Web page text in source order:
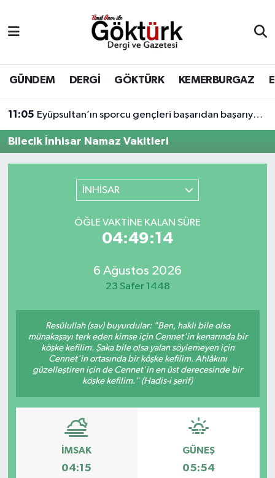
GÜNDEM DERGİ GÖKTÜRK KEMERBURGAZ
11:05 Eyüpsultan’ın sporcu gençleri başarıdan başarıya koşuyor.
Bilecik İnhisar Namaz Vakitleri
İNHİSAR
ÖĞLE VAKTINE KALAN SÜRE
04:49:14
6 Ağustos 2026
23 Safer 1448
Resûlullah (sav) buyurdular: "Ben, haklı bile olsa
münakaşayı terk eden kimse için Cennet'in kenarında bir
köşke kefilim. Şaka bile olsa yalan söylemeyen için
Cennet'in ortasında bir köşke kefilim. Ahlâkını
güzelleştiren için de Cennet'in en üst derecesinde bir
köşke kefilim." (Hadis-i şerif)
İMSAK
04:15
GÜNEŞ
05:54
BİLİM
DERGİ
DÜNYA
EKONOMİ
KÜLTÜR - SANAT
MAGAZİN
SAĞLIK
Eyüpsultan Hava Durumu
Eyüpsultan Trafik Yoğunluk Haritası
Süper Lig Puan Durumu ve Fikstür
Tüm Manşetler
Haber Arşivi